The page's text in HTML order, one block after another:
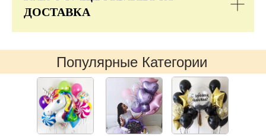
ДОСТАВКА
Популярные Категории